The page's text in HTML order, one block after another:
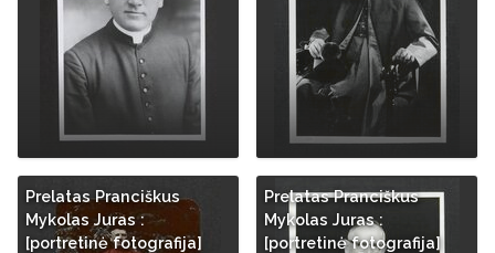
Prelatas Pranciškus
Mykolas Juras :
[portretinė fotografija]
Prelatas Pranciškus
Mykolas Juras :
[portretinė fotografija]